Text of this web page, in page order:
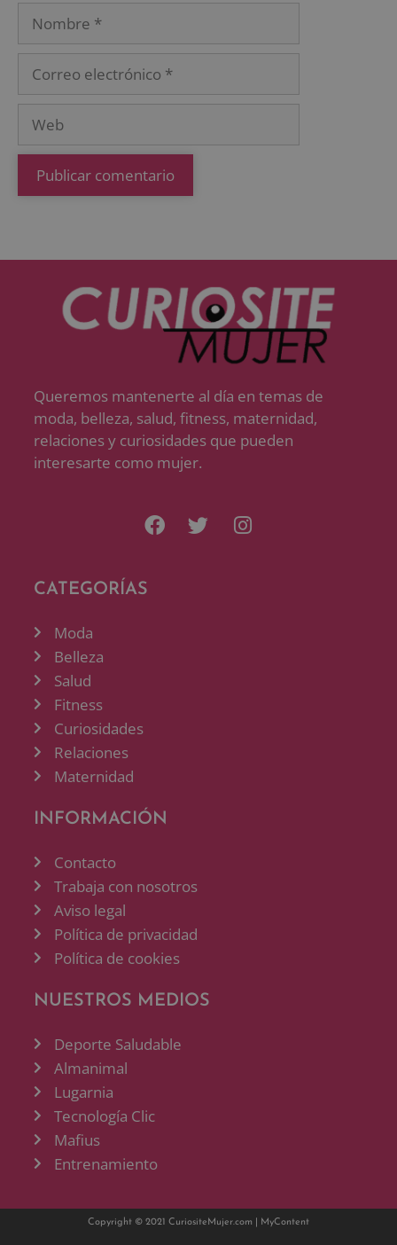
Queremos mantenerte al día en temas de
moda, belleza, salud, fitness, maternidad,
relaciones y curiosidades que pueden
interesarte como mujer.
CATEGORÍAS
Moda
Belleza
Salud
Fitness
Curiosidades
Relaciones
Maternidad
INFORMACIÓN
Contacto
Trabaja con nosotros
Aviso legal
Política de privacidad
Política de cookies
NUESTROS MEDIOS
Deporte Saludable
Almanimal
Lugarnia
Tecnología Clic
Mafius
Entrenamiento
Copyright © 2021 CuriositeMujer.com | MyContent